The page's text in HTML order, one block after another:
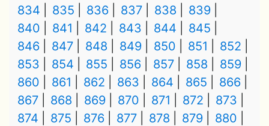
834
835 836 837 838
839
840
841 842 843 844
845
846
847 848 849 850 851
852
853
854 855 856 857 858
859
860
861 862 863 864 865
866
867
868 869 870 871 872
873
874
875 876 877 878 879
880